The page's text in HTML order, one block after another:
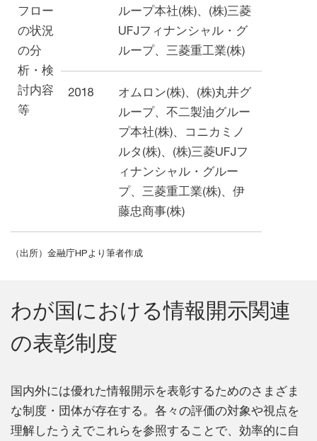
フロー
の状況
の分
析・検
討内容
等
ループ本社(株)、(株)三菱
UFJフィナンシャル・グ
ループ、三菱重工業(株)
2018
オムロン(株)、(株)丸井グ
ループ、不⼆製油グルー
プ本社(株)、コニカミノ
ルタ(株)、(株)三菱UFJフ
ィナンシャル・グルー
プ、三菱重⼯業(株)、伊
藤忠商事(株)
（出所）金融庁HPより筆者作成
わが国における情報開示関連
の表彰制度
国内外には優れた情報開示を表彰するためのさまざま
な制度・団体が存在する。各々の評価の対象や視点を
理解したうえでこれらを参照することで、効率的に自